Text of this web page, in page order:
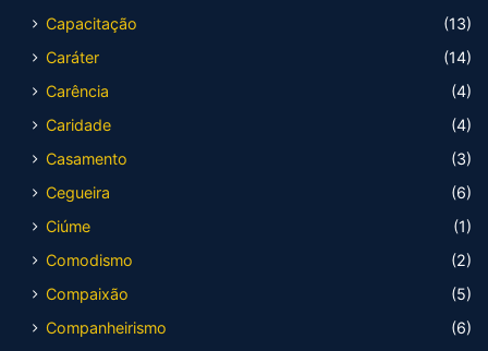
Capacitação
(13)
Caráter
(14)
Carência
(4)
Caridade
(4)
Casamento
(3)
Cegueira
(6)
Ciúme
(1)
Comodismo
(2)
Compaixão
(5)
Companheirismo
(6)